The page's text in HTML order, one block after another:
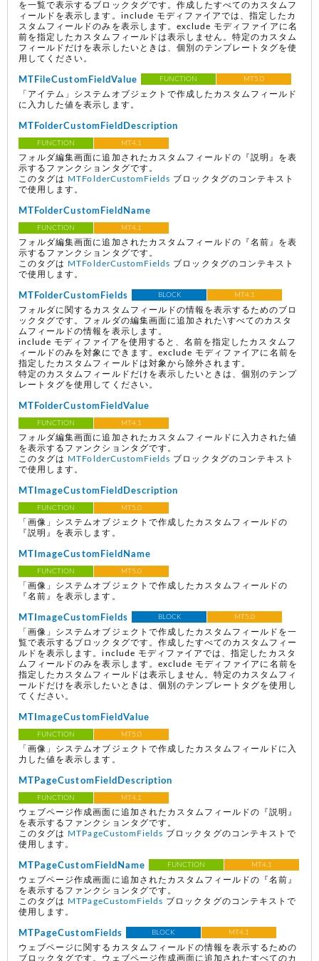
を一覧で表示するブロックタグです。作成したすべてのカスタムフ
ィールドを表示します。include モディファイアでは、指定したカ
スタムフィールドのみを表示します。exclude モディファイアに名
前を指定したカスタムフィールドは表示しません。特定のカスタム
フィールドだけを表示したいときは、個別のテンプレートタグを使
用してください。
MTFileCustomFieldValue FUNCTION MT5.0
「アイテム」システムオブジェクトで作成したカスタムフィールド
に入力した値を表示します。
MTFolderCustomFieldDescription
FUNCTION MT4.1
フォルダ編集画面に追加されたカスタムフィールドの『説明』を表
示するファンクションタグです。
このタグは
MTFolderCustomFields ブロックタグのコンテキスト
で使用します。
MTFolderCustomFieldName
FUNCTION MT4.1
フォルダ編集画面に追加されたカスタムフィールドの『名前』を表
示するファンクションタグです。
このタグは
MTFolderCustomFields ブロックタグのコンテキスト
で使用します。
MTFolderCustomFields BLOCK MT4.1
フォルダに関するカスタムフィールドの情報を表示するためのブロ
ックタグです。フォルダの編集画面に追加された\すべてのカスタ
ムフィールドの情報を表示します。
include モディファイアを使用すると、名前を指定したカスタムフ
ィールドのみを対象にできます。exclude モディファイアに名前を
指定したカスタムフィールドは対象から除外されます。
特定のカスタムフィールドだけを表示したいときは、個別のテンプ
レートタグを使用してください。
MTFolderCustomFieldValue
FUNCTION MT4.1
フォルダ編集画面に追加されたカスタムフィールドに入力された値
を表示するファンクションタグです。
このタグは
MTFolderCustomFields ブロックタグのコンテキスト
で使用します。
MTImageCustomFieldDescription
FUNCTION MT5.0
「画像」システムオブジェクトで作成したカスタムフィールドの
『説明』を表示します。
MTImageCustomFieldName
FUNCTION MT5.0
「画像」システムオブジェクトで作成したカスタムフィールドの
『名前』を表示します。
MTImageCustomFields BLOCK MT5.0
「画像」システムオブジェクトで作成したカスタムフィールドを一
覧で表示するブロックタグです。作成したすべてのカスタムフィー
ルドを表示します。include モディファイアでは、指定したカスタ
ムフィールドのみを表示します。exclude モディファイアに名前を
指定したカスタムフィールドは表示しません。特定のカスタムフィ
ールドだけを表示したいときは、個別のテンプレートタグを使用し
てください。
MTImageCustomFieldValue
FUNCTION MT5.0
「画像」システムオブジェクトで作成したカスタムフィールドに入
力した値を表示します。
MTPageCustomFieldDescription
FUNCTION MT4.1
ウェブページ作成画面に追加されたカスタムフィールドの『説明』
を表示するファンクションタグです。
このタグは
MTPageCustomFields ブロックタグのコンテキストで
使用します。
MTPageCustomFieldName FUNCTION MT4.1
ウェブページ作成画面に追加されたカスタムフィールドの『名前』
を表示するファンクションタグです。
このタグは
MTPageCustomFields ブロックタグのコンテキストで
使用します。
MTPageCustomFields BLOCK MT4.1
ウェブページに関するカスタムフィールドの情報を表示するための
ブロックタグです。ウェブページ作成画面に追加されたすべてのカ